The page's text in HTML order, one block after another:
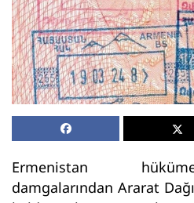
Ermenistan
damgalarından Ararat Dağı